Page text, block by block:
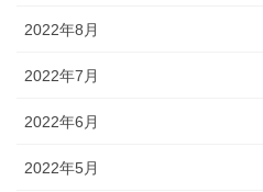
2022年8月
2022年7月
2022年6月
2022年5月